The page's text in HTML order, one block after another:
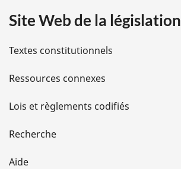
i
l
s
d
e
l
Site Web de la législation
Textes constitutionnels
Ressources connexes
Lois et règlements codifiés
Recherche
Aide